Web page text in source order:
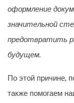
оформление
значительной
предотвратить
будущем.
По этой причине,
также помогаем